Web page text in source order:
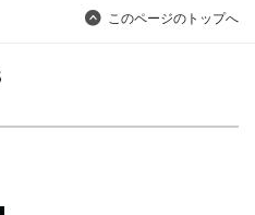
このページのトップへ